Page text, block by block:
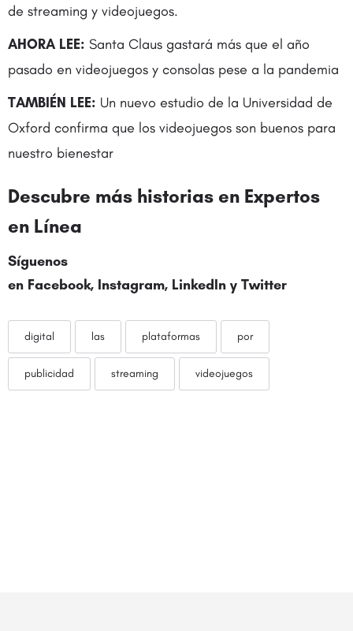
de streaming y videojuegos.
AHORA LEE: Santa Claus gastará más que el año
pasado en videojuegos y consolas pese a la pandemia
TAMBIÉN LEE: Un nuevo estudio de la Universidad de
Oxford confirma que los videojuegos son buenos para
nuestro bienestar
Descubre más historias en Expertos
en Línea
Síguenos
en Facebook, Instagram, LinkedIn y Twitter
digital las plataformas por
publicidad streaming videojuegos